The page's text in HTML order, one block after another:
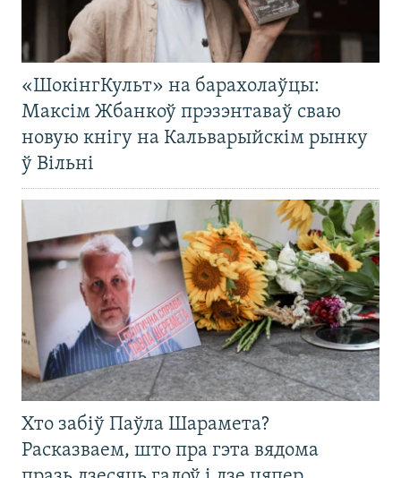
«ШокінгКульт» на барахолаўцы:
Максім Жбанкоў прэзэнтаваў сваю
новую кнігу на Кальварыйскім рынку
ў Вільні
Хто забіў Паўла Шарамета?
Расказваем, што пра гэта вядома